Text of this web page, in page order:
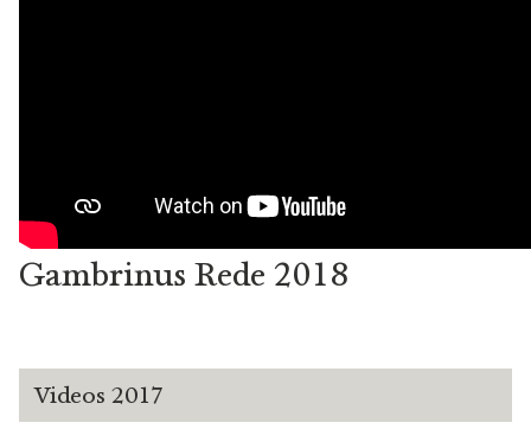
Gambrinus Rede 2018
Videos 2017